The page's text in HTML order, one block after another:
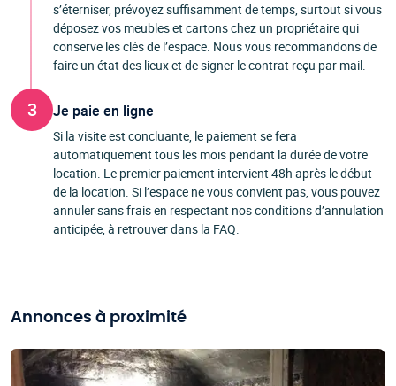
s’éterniser, prévoyez suffisamment de temps, surtout si vous
déposez vos meubles et cartons chez un propriétaire qui
conserve les clés de l’espace. Nous vous recommandons de
faire un état des lieux et de signer le contrat reçu par mail.
3 Je paie en ligne
Si la visite est concluante, le paiement se fera
automatiquement tous les mois pendant la durée de votre
location. Le premier paiement intervient 48h après le début
de la location. Si l’espace ne vous convient pas, vous pouvez
annuler sans frais en respectant nos conditions d’annulation
anticipée, à retrouver dans la FAQ.
Annonces à proximité